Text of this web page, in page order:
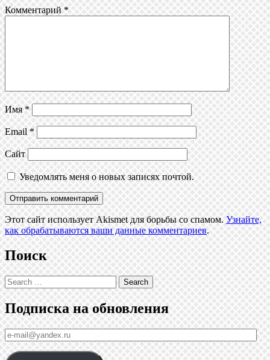
Комментарий *
Имя*
Email*
Сайт
Уведомлять меня о новых записях почтой.
Этот сайт использует Akismet для борьбы со спамом.Узнайте,
как обрабатываются ваши данные комментариев.
Поиск
Search
Подписка на обновления
е-
mail@yandex.ru